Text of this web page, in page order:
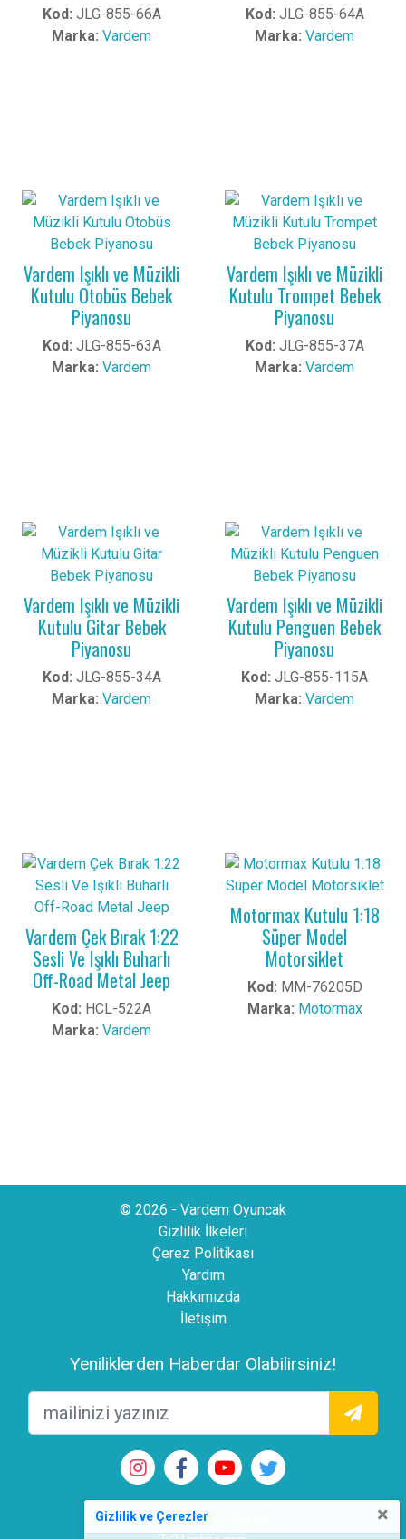
Kod: JLG-855-66A
Marka: Vardem
Kod: JLG-855-64A
Marka: Vardem
Vardem Işıklı ve Müzikli
Kutulu Otobüs Bebek
Piyanosu
Kod: JLG-855-63A
Marka: Vardem
Vardem Işıklı ve Müzikli
Kutulu Trompet Bebek
Piyanosu
Kod: JLG-855-37A
Marka: Vardem
Vardem Işıklı ve Müzikli
Kutulu Gitar Bebek
Piyanosu
Kod: JLG-855-34A
Marka: Vardem
Vardem Işıklı ve Müzikli
Kutulu Penguen Bebek
Piyanosu
Kod: JLG-855-115A
Marka: Vardem
Vardem Çek Bırak 1:22
Sesli Ve Işıklı Buharlı
Off-Road Metal Jeep
Kod: HCL-522A
Marka: Vardem
Motormax Kutulu 1:18
Süper Model
Motorsiklet
Kod: MM-76205D
Marka: Motormax
© 2026 - Vardem Oyuncak
Gizlilik İlkeleri
Çerez Politikası
Yardım
Hakkımızda
İletişim
Yeniliklerden Haberdar Olabilirsiniz!
Web Tasarım & Program
Gizlilik ve Çerezler ×